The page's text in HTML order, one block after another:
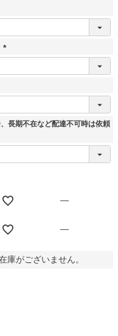
(
長期不在など配達不可時は依頼
—
—
庫がございません。